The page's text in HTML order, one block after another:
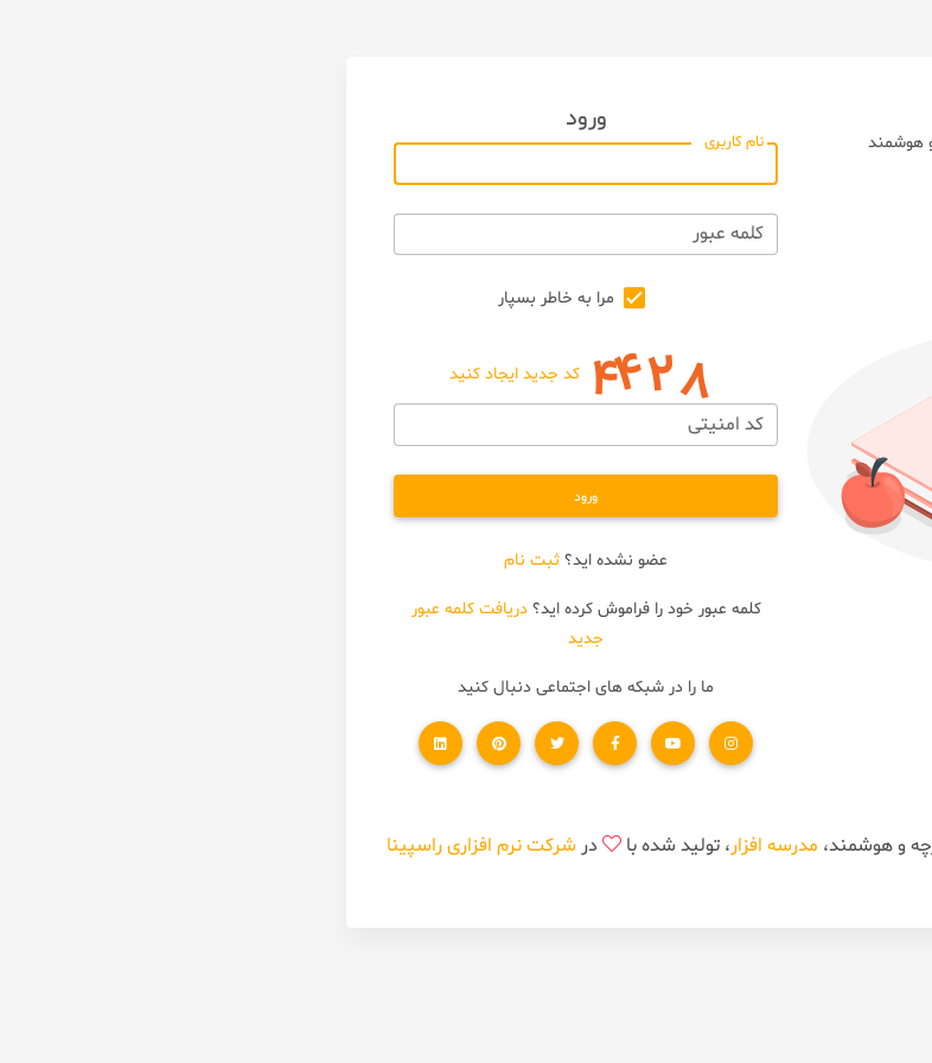
هوشمند
ورود
نام کاربری
کلمه عبور
مرا به خاطر بسپار
کد جدید ایجاد کنید
کد امنیتی
ورود
عضو نشده اید؟ ثبت نام
کلمه عبور خود را فراموش کرده اید؟دریافت کلمه عبور
جدید
ما را در شبکه های اجتماعی دنبال کنید
مدرسه افزار، تولید شده با در شرکت نرم افزاری راسپینا